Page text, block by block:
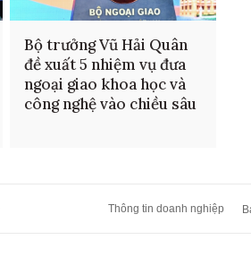
Bộ trưởng Vũ Hải Quân
đề xuất 5 nhiệm vụ đưa
ngoại giao khoa học và
công nghệ vào chiều sâu
Thông tin doanh nghiệp